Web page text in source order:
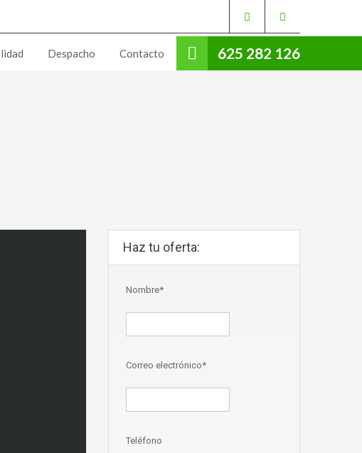
625 282 126
Despacho Contacto
Haz tu oferta:
Nombre*
Correo electrónico*
Teléfono